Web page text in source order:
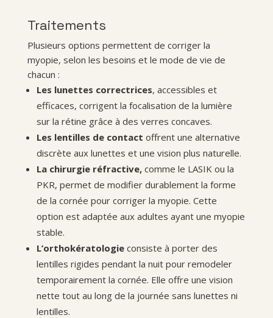
Traitements
Plusieurs options permettent de corriger la
myopie, selon les besoins et le mode de vie de
chacun :
Les lunettes correctrices, accessibles et
efficaces, corrigent la focalisation de la lumière
sur la rétine grâce à des verres concaves.
Les lentilles de contact offrent une alternative
discrète aux lunettes et une vision plus naturelle.
Lachirurgie réfractive,comme le LASIK ou la
PKR, permet de modifier durablement la forme
de la cornée pour corriger la myopie. Cette
option est adaptée aux adultes ayant une myopie
stable.
L’orthokératologieconsiste à porter des
lentilles rigides pendant la nuit pour remodeler
temporairement la cornée. Elle offre une vision
nette tout au long de la journée sans lunettes ni
lentilles.